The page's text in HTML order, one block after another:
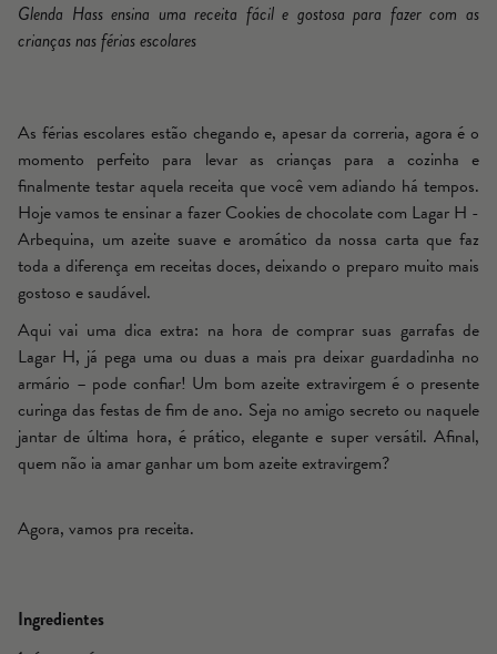
Glenda Hass ensina uma receita fácil e gostosa para fazer com as
crianças nas férias escolares
As férias escolares estão chegando e, apesar da correria, agora é o
momento perfeito para levar as crianças para a cozinha e
finalmente testar aquela receita que você vem adiando há tempos.
Hoje vamos te ensinar a fazer Cookies de chocolate com Lagar H -
Arbequina, um azeite suave e aromático da nossa carta que faz
toda a diferença em receitas doces, deixando o preparo muito mais
gostoso e saudável.
Aqui vai uma dica extra: na hora de comprar suas garrafas de
Lagar H, já pega uma ou duas a mais pra deixar guardadinha no
armário – pode confiar! Um bom azeite extravirgem é o presente
curinga das festas de fim de ano. Seja no amigo secreto ou naquele
jantar de última hora, é prático, elegante e super versátil. Afinal,
quem não ia amar ganhar um bom azeite extravirgem?
Agora, vamos pra receita.
Ingredientes